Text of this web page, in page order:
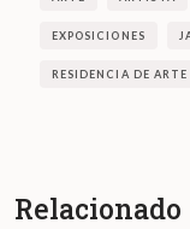
EXPOSICIONES
RESIDENCIA DE ARTE
Relacionado